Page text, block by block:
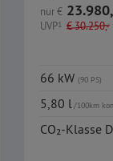
nur€
UVP1 €30.250,-
66 kW (90 PS)
5,80 l/100km
CO₂-Klasse D